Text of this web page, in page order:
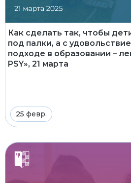
Как сделать так, чтобы
под палки, а с
подходе в образовании –
PSY», 21 марта
25 февр.